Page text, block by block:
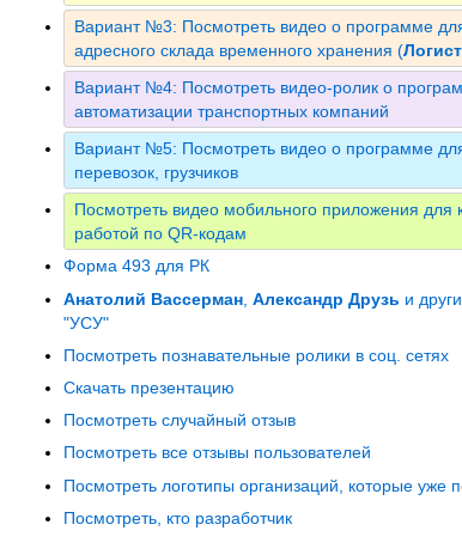
Вариант №3: Посмотреть видео о программе
адресного склада временного хранения (
Вариант №4: Посмотреть видео-ролик о
автоматизации транспортных компаний
Вариант №5: Посмотреть видео о программе
перевозок, грузчиков
Посмотреть видео мобильного приложения для
работой по QR-кодам
Форма 493 для РК
Анатолий Вассерман Александр Друзь и
"УСУ"
Посмотреть познавательные ролики в соц. сетях
Скачать презентацию
Посмотреть случайный отзыв
Посмотреть все отзывы пользователей
Посмотреть логотипы организаций, которые уже
Посмотреть, кто разработчик